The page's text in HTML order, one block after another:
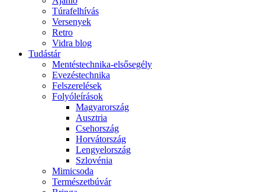
Túrafelhívás
Versenyek
Retro
Vidra blog
Tudástár
Mentéstechnika-elsősegély
Evezéstechnika
Felszerelések
Folyóleírások
Magyarország
Ausztria
Csehország
Horvátország
Lengyelország
Szlovénia
Mimicsoda
Természetbúvár